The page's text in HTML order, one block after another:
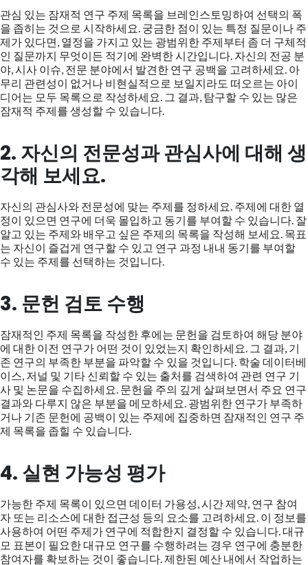
관심 있는 잠재적 연구 주제 목록을 브레인스토밍하여 선택의 폭
을 좁히는 것으로 시작하세요. 궁금한 점이 있는 특정 질문이나 주
제가 있다면, 열정을 가지고 있는 광범위한 주제부터 좀 더 구체적
인 질문까지 무엇이든 적기에 완벽한 시간입니다. 자신의 전공 분
야, 시사 이슈, 전문 분야에서 발견한 연구 공백을 고려하세요. 아
무리 관련성이 없거나 비현실적으로 보일지라도 떠오르는 아이
디어는 모두 목록으로 작성하세요. 그 결과, 탐구할 수 있는 많은
잠재적 주제를 생성할 수 있습니다.
2. 자신의 전문성과 관심사에 대해 생
각해 보세요.
자신의 관심사와 전문성에 맞는 주제를 정하세요. 주제에 대한 열
정이 있으면 연구에 더욱 몰입하고 동기를 부여할 수 있습니다. 잘
알고 있는 주제와 배우고 싶은 주제의 목록을 작성해 보세요. 목표
는 자신이 즐겁게 연구할 수 있고 연구 과정 내내 동기를 부여할
수 있는 주제를 선택하는 것입니다.
3. 문헌 검토 수행
잠재적인 주제 목록을 작성한 후에는 문헌을 검토하여 해당 분야
에 대한 이전 연구가 어떤 것이 있었는지 확인하세요. 그 결과, 기
존 연구의 부족한 부분을 파악할 수 있을 것입니다. 학술 데이터베
이스, 저널 및 기타 신뢰할 수 있는 출처를 검색하여 관련 연구 기
사 및 논문을 수집하세요. 문헌을 주의 깊게 살펴보면서 주요 연구
결과와 다루지 않은 부분을 메모하세요. 광범위한 연구가 부족하
거나 기존 문헌에 공백이 있는 주제에 집중하면 잠재적인 연구 주
제 목록을 좁힐 수 있습니다.
4. 실현 가능성 평가
가능한 주제 목록이 있으면 데이터 가용성, 시간 제약, 연구 참여
자 또는 리소스에 대한 접근성 등의 요소를 고려하세요. 이 정보를
사용하여 어떤 주제가 연구에 적합한지 결정할 수 있습니다. 대규
모 표본이 필요한 대규모 연구를 수행하려는 경우 연구에 충분한
참여자를 확보하는 것이 좋습니다. 제한된 예산 내에서 작업하는